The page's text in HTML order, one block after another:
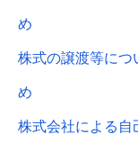
め
株式の譲渡等につ
め
株式会社による自